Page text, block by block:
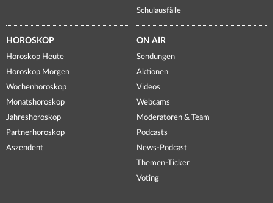
Schulausfälle
HOROSKOP
Horoskop Heute
Horoskop Morgen
Wochenhoroskop
Monatshoroskop
Jahreshoroskop
Partnerhoroskop
Aszendent
ON AIR
Sendungen
Aktionen
Videos
Webcams
Moderatoren & Team
Podcasts
News-Podcast
Themen-Ticker
Voting